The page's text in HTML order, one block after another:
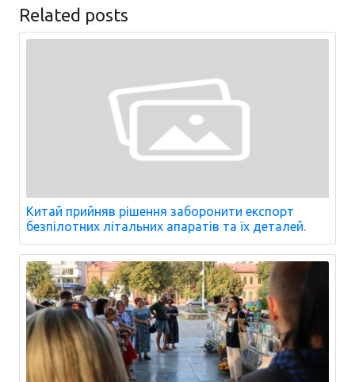
Related posts
Китай прийняв рішення заборонити експорт
безпілотних літальних апаратів та їх деталей.